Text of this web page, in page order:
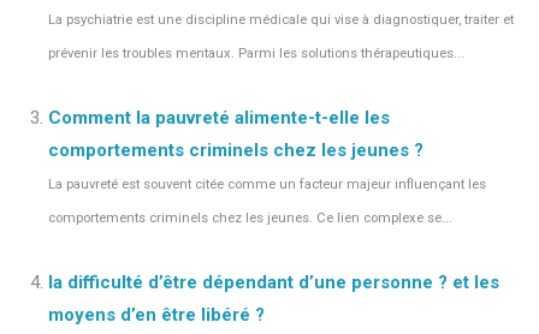
La psychiatrie est une discipline médicale qui vise à diagnostiquer, traiter et
prévenir les troubles mentaux. Parmi les solutions thérapeutiques...
Comment la pauvreté alimente-t-elle les
comportements criminels chez les jeunes ?
La pauvreté est souvent citée comme un facteur majeur influençant les
comportements criminels chez les jeunes. Ce lien complexe se...
la difficulté d’être dépendant d’une personne ? et les
moyens d’en être libéré ?